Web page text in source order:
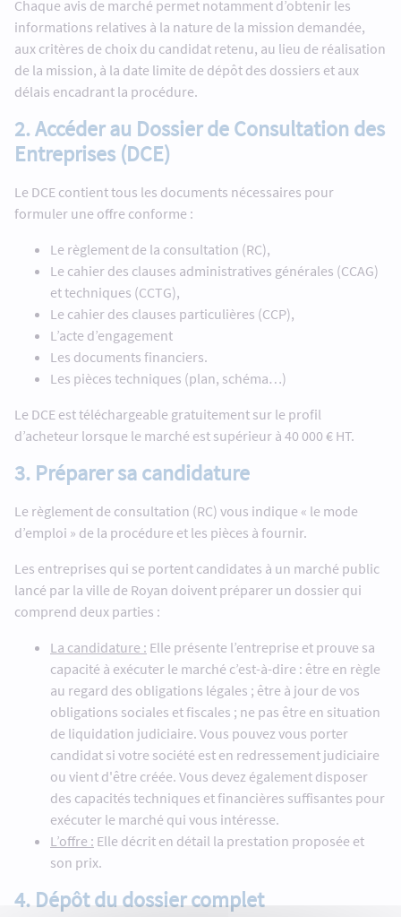
Chaque avis de marché permet notamment d’obtenir les
informations relatives à la nature de la mission demandée,
aux critères de choix du candidat retenu, au lieu de réalisation
de la mission, à la date limite de dépôt des dossiers et aux
délais encadrant la procédure.
2. Accéder au Dossier de Consultation des
Entreprises (DCE)
Le DCE contient tous les documents nécessaires pour
formuler une offre conforme :
Le règlement de la consultation (RC),
Le cahier des clauses administratives générales (CCAG)
et techniques (CCTG),
Le cahier des clauses particulières (CCP),
L’acte d’engagement
Les documents financiers.
Les pièces techniques (plan, schéma…)
Le DCE est téléchargeable gratuitement sur le profil
d’acheteur lorsque le marché est supérieur à 40 000 € HT.
3. Préparer sa candidature
Le règlement de consultation (RC) vous indique « le mode
d’emploi » de la procédure et les pièces à fournir.
Les entreprises qui se portent candidates à un marché public
lancé par la ville de Royan doivent préparer un dossier qui
comprend deux parties :
La candidature : Elle présente l’entreprise et prouve sa
capacité à exécuter le marché c’est-à-dire : être en règle
au regard des obligations légales ; être à jour de vos
obligations sociales et fiscales ; ne pas être en situation
de liquidation judiciaire. Vous pouvez vous porter
candidat si votre société est en redressement judiciaire
ou vient d'être créée. Vous devez également disposer
des capacités techniques et financières suffisantes pour
exécuter le marché qui vous intéresse.
L’offre : Elle décrit en détail la prestation proposée et
son prix.
4. Dépôt du dossier complet